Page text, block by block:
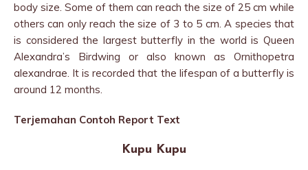
body size. Some of them can reach the size of 25 cm while
others can only reach the size of 3 to 5 cm. A species that
is considered the largest butterfly in the world is Queen
Alexandra’s Birdwing or also known as Ornithopetra
alexandrae. It is recorded that the lifespan of a butterfly is
around 12 months.
Terjemahan Contoh Report Text
Kupu Kupu